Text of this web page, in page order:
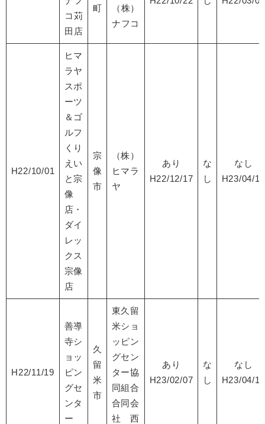
コ苅
田店
町
（株）
ナフコ
H22/10/01
ヒマ
ラヤ
スポ
ーツ
＆ゴ
ルフ
くり
えい
と宗
像
店・
ダイ
レッ
クス
宗像
店
宗
像
市
（株）
ヒマラ
ヤ
あり
H22/12/17
な
し
なし
H23/04/13
H22/11/19
善導
寺シ
ョッ
ピン
グセ
ンタ
ー
久
留
米
市
東久留
米ショ
ッピン
グセン
ター協
同組合
合同会
社 西
あり
H23/02/07
な
し
なし
H23/04/13